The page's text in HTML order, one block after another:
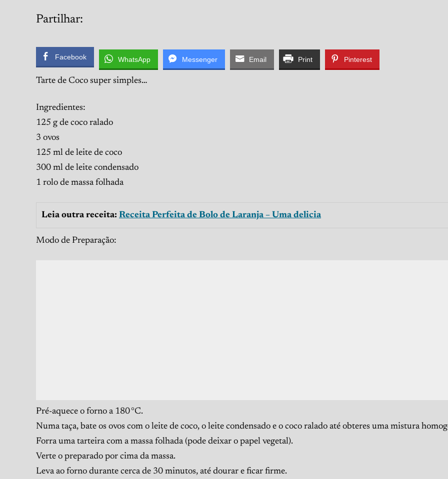
Partilhar:
Facebook WhatsApp Messenger Email Print Pinterest
Tarte de Coco super simples…
Ingredientes:
125 g de coco ralado
3 ovos
125 ml de leite de coco
300 ml de leite condensado
1 rolo de massa folhada
Leia outra receita: Receita Perfeita de Bolo de Laranja – Uma delicia
Modo de Preparação:
Pré-aquece o forno a 180 °C.
Numa taça, bate os ovos com o leite de coco, o leite condensado e o coco ralado até obteres uma mistura
Forra uma tarteira com a massa folhada (pode deixar o papel vegetal).
Verte o preparado por cima da massa.
Leva ao forno durante cerca de 30 minutos, até dourar e ficar firme.